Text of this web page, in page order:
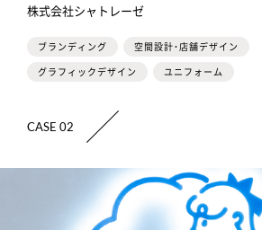
株式会社シャトレーゼ
ブランディング
空間設計・店舗デザイン
グラフィックデザイン
ユニフォーム
CASE 02